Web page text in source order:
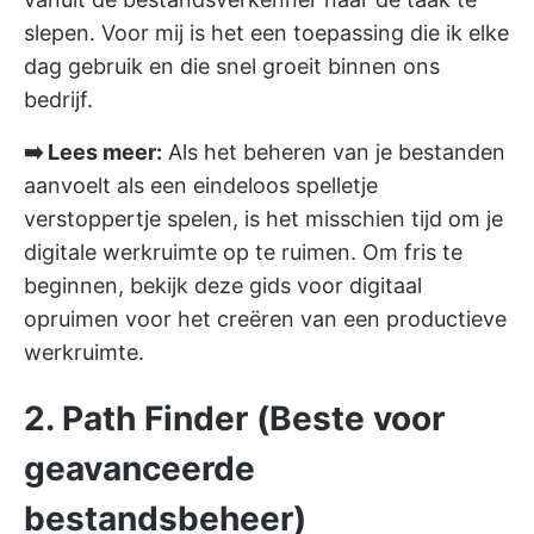
slepen. Voor mij is het een toepassing die ik elke
dag gebruik en die snel groeit binnen ons
bedrijf.
➡️ Lees meer: Als het beheren van je bestanden
aanvoelt als een eindeloos spelletje
verstoppertje spelen, is het misschien tijd om je
digitale werkruimte op te ruimen. Om fris te
beginnen, bekijk deze gids voor digitaal
opruimen voor het creëren van een productieve
werkruimte.
2. Path Finder (Beste voor
geavanceerde
bestandsbeheer)